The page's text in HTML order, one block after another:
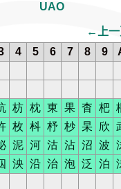
UAO
←上一
4 5 6 7 8 9
枋 枕 東 果 杳 杷
枚 枓 杼 杪 杲 欣
泥 河 沽 沾 沼 波
泱 沿 治 泡 泛 泊